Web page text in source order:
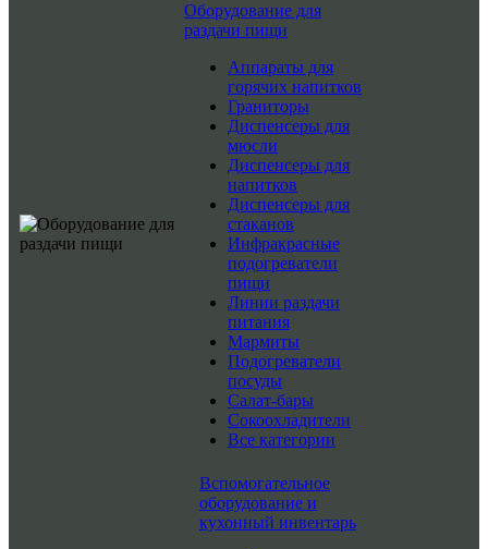
Оборудование для
раздачи пищи
Аппараты для
горячих напитков
Граниторы
Диспенсеры для
мюсли
Диспенсеры для
напитков
Диспенсеры для
стаканов
Инфракрасные
подогреватели
пищи
Линии раздачи
питания
Мармиты
Подогреватели
посуды
Салат-бары
Сокоохладители
Все категории
Вспомогательное
оборудование и
кухонный инвентарь